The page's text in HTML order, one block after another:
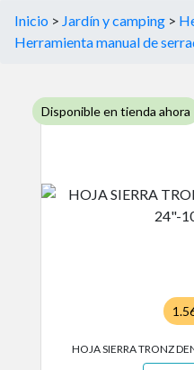
Inicio > Jardín y camping >
Herramienta manual de
Disponible en tienda ahora
HOJA SIERRA TRONZ